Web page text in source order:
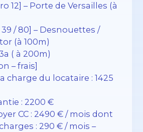
12] – Porte de Versailles (à
/ 80] – Desnouettes /
(à 100m)
( à 200m)
– frais]
charge du locataire : 1425
: 2200 €
CC : 2490 € / mois dont
: 290 € / mois –